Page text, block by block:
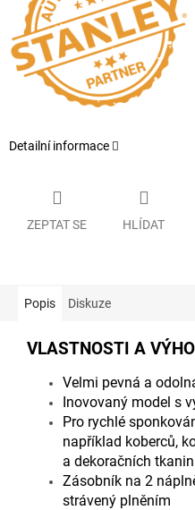
Detailní informace
ZEPTAT SE HLÍDAT
Popis Diskuze
VLASTNOSTI A
Velmi pevná a
Inovovaný model s
Pro rychlé
například koberců,
a dekoračních tkanin
Zásobník na 2
strávený plněním